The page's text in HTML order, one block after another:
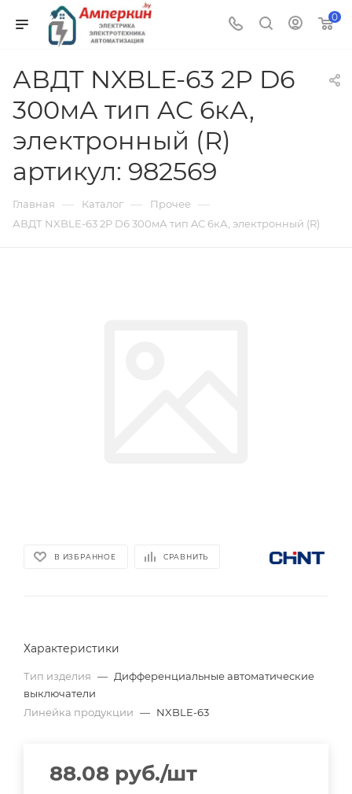
0
АВДТ NXBLE-63 2P D6
300мА тип AС 6кА,
электронный (R)
артикул: 982569
Главная — Каталог — Прочее —
АВДТ NXBLE-63 2P D6 300мА тип AС 6кА, электронный (R)
В ИЗБРАННОЕ СРАВНИТЬ
Характеристики
Тип изделия — Дифференциальные автоматические
выключатели
Линейка продукции — NXBLE-63
88.08 руб./шт